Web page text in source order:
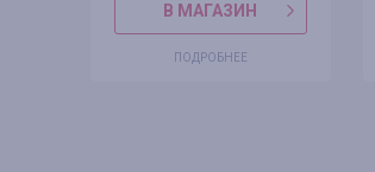
В МАГАЗИН
ПОДРОБНЕЕ